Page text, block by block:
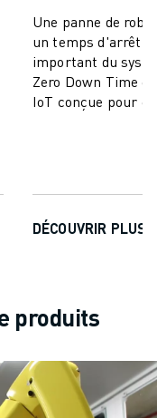
Une panne de
un temps d'arrêt
important du
Zero Down Time
IoT conçue pour
DÉCOUVRIR PLUS
produits